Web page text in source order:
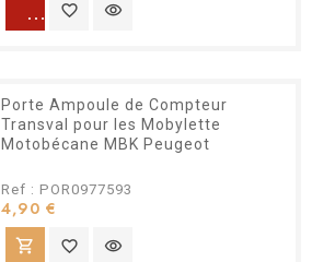
favorite_border visibility
Porte Ampoule de Compteur
Transval pour les Mobylette
Motobécane MBK Peugeot
Ref : POR0977593
4,90 €
shopping_cart favorite_border visibility